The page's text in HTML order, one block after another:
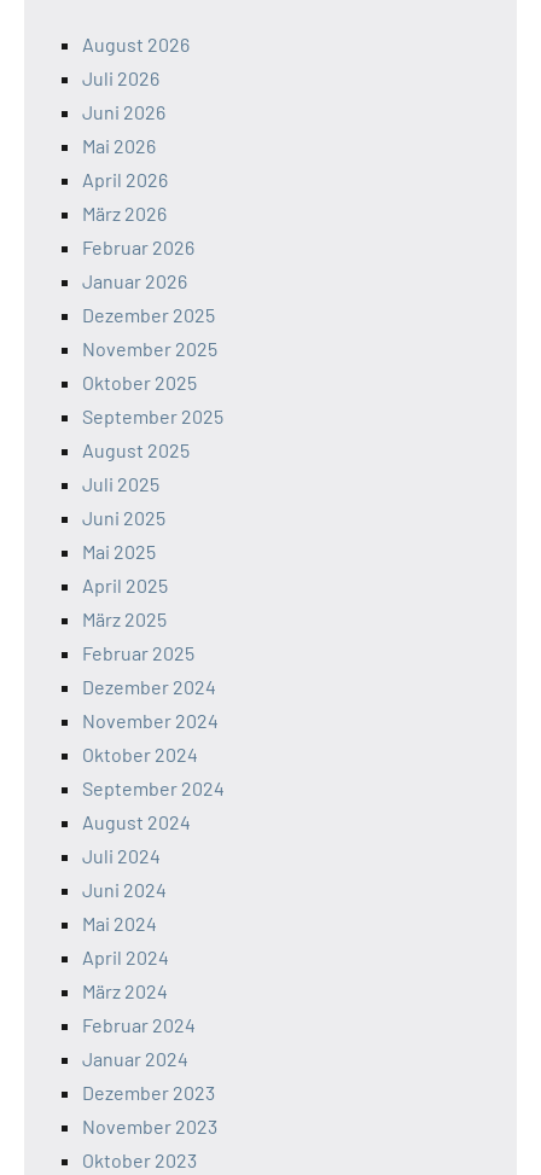
August 2026
Juli 2026
Juni 2026
Mai 2026
April 2026
März 2026
Februar 2026
Januar 2026
Dezember 2025
November 2025
Oktober 2025
September 2025
August 2025
Juli 2025
Juni 2025
Mai 2025
April 2025
März 2025
Februar 2025
Dezember 2024
November 2024
Oktober 2024
September 2024
August 2024
Juli 2024
Juni 2024
Mai 2024
April 2024
März 2024
Februar 2024
Januar 2024
Dezember 2023
November 2023
Oktober 2023